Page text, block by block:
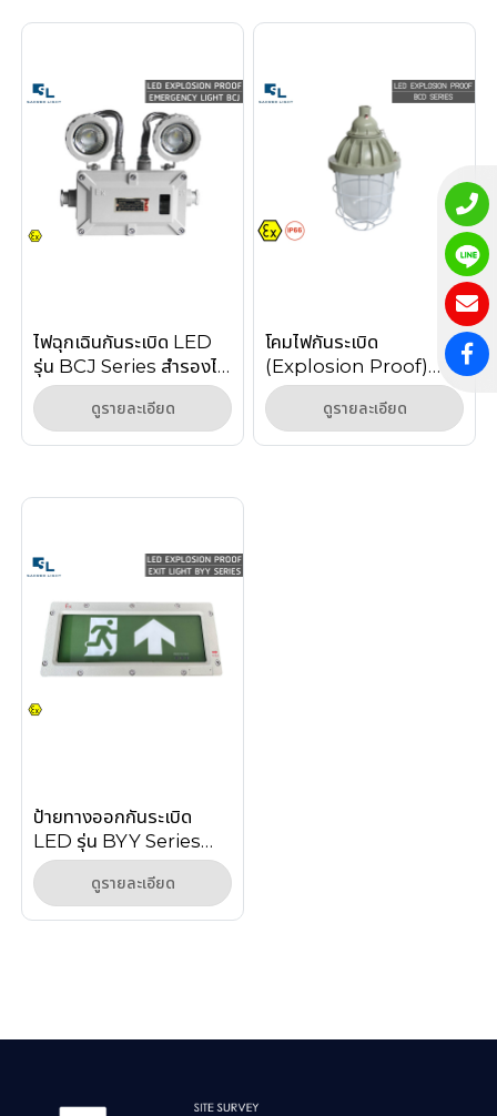
ไฟฉุกเฉินกันระเบิด LED
รุ่น BCJ Series สำรองไฟ
2 ชั่วโมง
ดูรายละเอียด
โคมไฟกันระเบิด
(Explosion Proof)
BCD Series
ดูรายละเอียด
ป้ายทางออกกันระเบิด
LED รุ่น BYY Series
มาตรฐาน วสท. 021004-
18
ดูรายละเอียด